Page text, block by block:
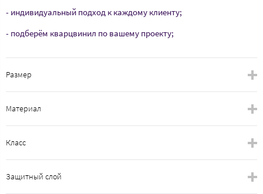
- индивидуальный подход к каждому клиенту;
- подберём кварцвинил по вашему проекту;
Размер
Материал
Класс
Защитный слой